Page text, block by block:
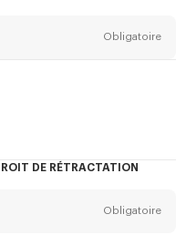
Obligatoire
DE RÉTRACTATION
Obligatoire